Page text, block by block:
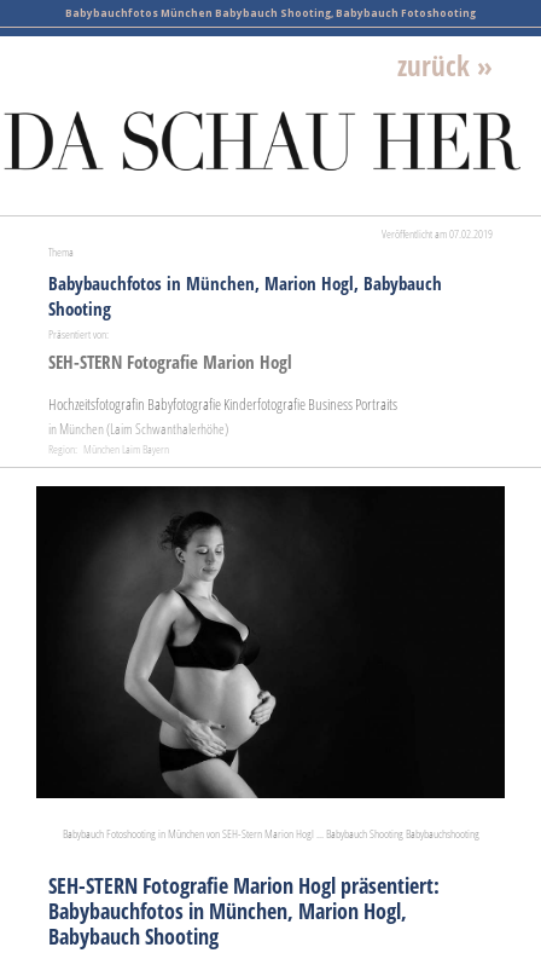
Babybauchfotos München Babybauch Shooting, Babybauch Fotoshooting
zurück »
Veröffentlicht am 07.02.2019
Thema
Babybauchfotos in München, Marion Hogl, Babybauch
Shooting
Präsentiert von:
SEH-STERN Fotografie Marion Hogl
Hochzeitsfotografin Babyfotografie Kinderfotografie Business Portraits
in München (Laim Schwanthalerhöhe)
Region: München Laim Bayern
Babybauch Fotoshooting in München von SEH-Stern Marion Hogl ... Babybauch Shooting Babybauchshooting
SEH-STERN Fotografie Marion Hogl präsentiert:
Babybauchfotos in München, Marion Hogl,
Babybauch Shooting